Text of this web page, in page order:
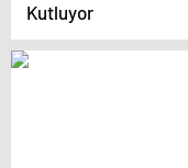
Kutluyor